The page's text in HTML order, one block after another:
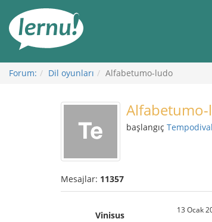
Görüntüleme
Forum: Dil oyunları Alfabetumo-ludo
başlangıç
Mesajlar: 11357
Vinisus 13 Ocak